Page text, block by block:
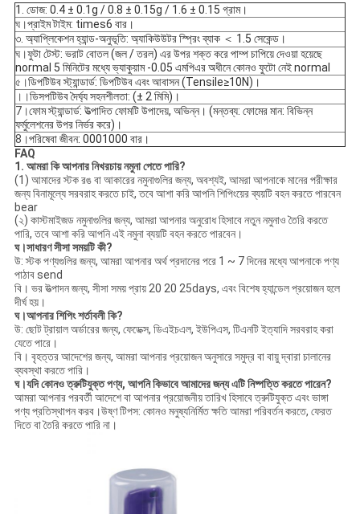
1. ডোজ: 0.4 ± 0.1g / 0.8 ± 0.15g / 1.6 ± 0.15 গ্রাম।
ঘ।প্রাইম টাইম: times6 বার।
৩. অ্যাপ্লিকেশন হ্যান্ড-অনুভূতি: অ্যাকিউউটর স্প্রিং ব্যাক ＜ 1.5 সেকেন্ড।
ঘ।ফুটা টেস্ট: ভরাট বোতল (জল / তরল) এর উপর শক্ত করে পাম্প চাপিয়ে দেওয়া হয়েছে
normal 5 মিনিটের মধ্যে ভ্যাকুয়াম -0.05 এমপিএর অধীনে কোনও ফুটো নেই normal
৫।ডিপটিউব স্ট্যান্ডার্ড: ডিপটিউব এবং আবাসন (Tensile≥10N)।
।।ডিসপটিউব দৈর্ঘ্য সহনশীলতা: (± 2 মিমি)।
7।ফোম স্ট্যান্ডার্ড: উত্পাদিত ফোমটি উপাদেয়, অভিন্ন। (মন্তব্য: ফোমের মান: বিভিন্ন
ফর্মুলেশনের উপর নির্ভর করে)।
8।পরিষেবা জীবন: 0001000 বার।
FAQ
1. আমরা কি আপনার নিখরচায় নমুনা পেতে পারি?
(1) আমাদের স্টক রঙ বা আকারের নমুনাগুলির জন্য, অবশ্যই, আমরা আপনাকে মানের পরীক্ষার
জন্য বিনামূল্যে সরবরাহ করতে চাই, তবে আশা করি আপনি শিপিংয়ের ব্যয়টি বহন করতে পারবেন
bear
(২) কাস্টমাইজড নমুনাগুলির জন্য, আমরা আপনার অনুরোধ হিসাবে নতুন নমুনাও তৈরি করতে
পারি, তবে আশা করি আপনি এই নমুনা ব্যয়টি বহন করতে পারবেন।
ঘ।সাধারণ সীসা সময়টি কী?
উ: স্টক পণ্যগুলির জন্য, আমরা আপনার অর্থ প্রদানের পরে 1 ~ 7 দিনের মধ্যে আপনাকে পণ্য
পাঠাব send
বি। ভর উত্পাদন জন্য, সীসা সময় প্রায় 20 20 25days, এবং বিশেষ হ্যান্ডেল প্রয়োজন হলে
দীর্ঘ হয়।
ঘ।আপনার শিপিং শর্তাবলী কি?
উ: ছোট ট্রায়াল অর্ডারের জন্য, ফেডেক্স, ডিএইচএল, ইউপিএস, টিএনটি ইত্যাদি সরবরাহ করা
যেতে পারে।
বি। বৃহত্তর আদেশের জন্য, আমরা আপনার প্রয়োজন অনুসারে সমুদ্র বা বায়ু দ্বারা চালানের
ব্যবস্থা করতে পারি।
ঘ।যদি কোনও ত্রুটিযুক্ত পণ্য, আপনি কিভাবে আমাদের জন্য এটি নিষ্পত্তি করতে পারেন?
আমরা আপনার পরবর্তী আদেশে বা আপনার প্রয়োজনীয় তারিখ হিসাবে ত্রুটিযুক্ত এবং ভাঙ্গা
পণ্য প্রতিস্থাপন করব।উষ্ণ টিপস: কোনও মনুষ্যনির্মিত ক্ষতি আমরা পরিবর্তন করতে, ফেরত
দিতে বা তৈরি করতে পারি না।